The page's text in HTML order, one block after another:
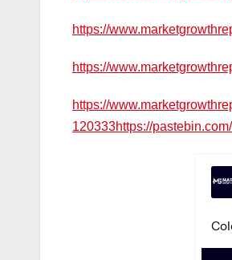
https://
https://
https://
120333https://